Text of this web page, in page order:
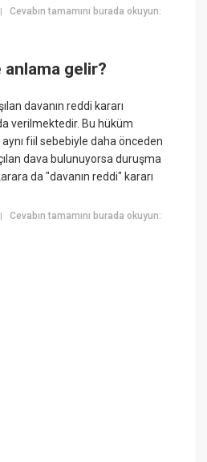
Cevabın tamamını burada okuyun:
anlama gelir?
davanın reddi kararı
verilmektedir. Bu hüküm
aynı fiil sebebiyle daha önceden
dava bulunuyorsa duruşma
da "davanın reddi" kararı
Cevabın tamamını burada okuyun: